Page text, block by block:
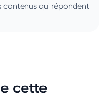
contenus qui répondent
cette